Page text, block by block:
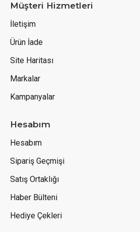
Müşteri Hizmetleri
İletişim
Ürün İade
Site Haritası
Markalar
Kampanyalar
Hesabım
Hesabım
Sipariş Geçmişi
Satış Ortaklığı
Haber Bülteni
Hediye Çekleri